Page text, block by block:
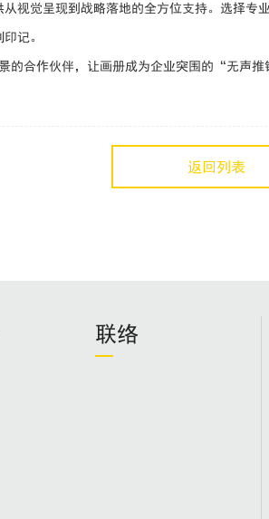
视觉呈现到战略落地的全方位支持。选择专
记。
的合作伙伴，让画册成为企业突围的“无声推
返回列表
联络